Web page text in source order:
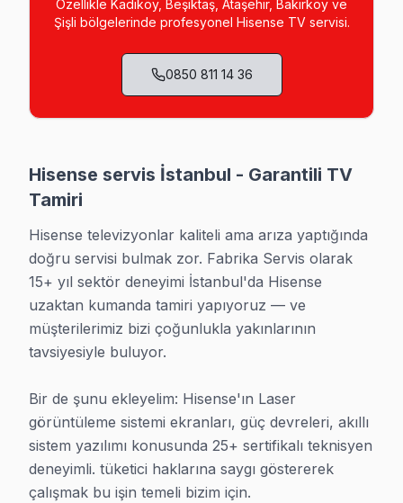
· Hisense TV Açılmıyor
· Hisense Arıza Kodları
✓ 15+ Yıl Deneyim
✓ Yazılı Garanti Belgesi
✓ Orijinal Yedek Parça
✓ Ücretsiz Arıza Tespiti
Özellikle Kadıköy, Beşiktaş, Ataşehir, Bakırköy ve
Şişli bölgelerinde profesyonel Hisense TV servisi.
0850 811 14 36
Hisense servis İstanbul - Garantili TV
Tamiri
Hisense televizyonlar kaliteli ama arıza yaptığında
doğru servisi bulmak zor. Fabrika Servis olarak
15+ yıl sektör deneyimi İstanbul'da Hisense
uzaktan kumanda tamiri yapıyoruz — ve
müşterilerimiz bizi çoğunlukla yakınlarının
tavsiyesiyle buluyor.
Bir de şunu ekleyelim: Hisense'ın Laser
görüntüleme sistemi ekranları, güç devreleri, akıllı
sistem yazılımı konusunda 25+ sertifikalı teknisyen
deneyimli. tüketici haklarına saygı göstererek
çalışmak bu işin temeli bizim için.